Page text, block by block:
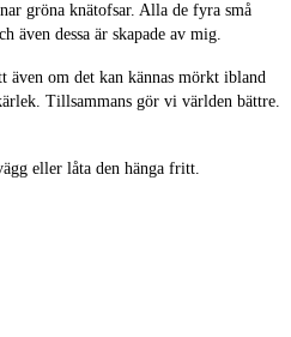
gröna knätofsar. Alla de fyra små
även dessa är skapade av mig.
även om det kan kännas mörkt ibland
Tillsammans gör vi världen bättre.
eller låta den hänga fritt.